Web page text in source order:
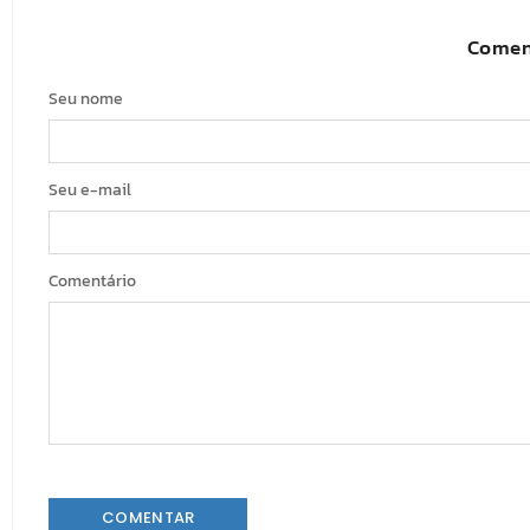
Seu nome
Seu e-mail
Comentário